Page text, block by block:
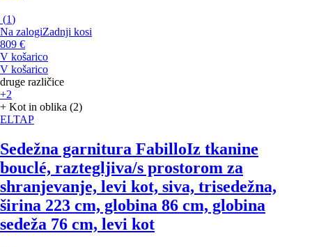
(1)
Na zalogiZadnji kosi
809 €
V košarico
V košarico
druge različice
+2
+ Kot in oblika (2)
ELTAP
Sedežna garnitura FabilloIz tkanine
bouclé, raztegljiva/s prostorom za
shranjevanje, levi kot, siva, trisedežna,
širina 223 cm, globina 86 cm, globina
sedeža 76 cm, levi kot